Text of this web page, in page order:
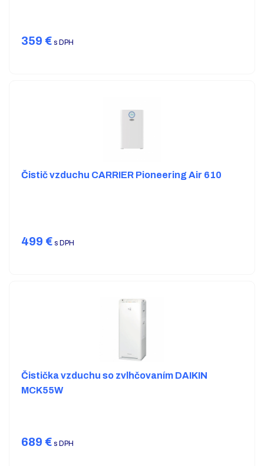
359 € s DPH
Čistič vzduchu CARRIER Pioneering Air 610
499 € s DPH
Čistička vzduchu so zvlhčovaním DAIKIN
MCK55W
689 € s DPH